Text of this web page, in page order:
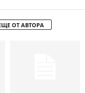
ОТ АВТОРА